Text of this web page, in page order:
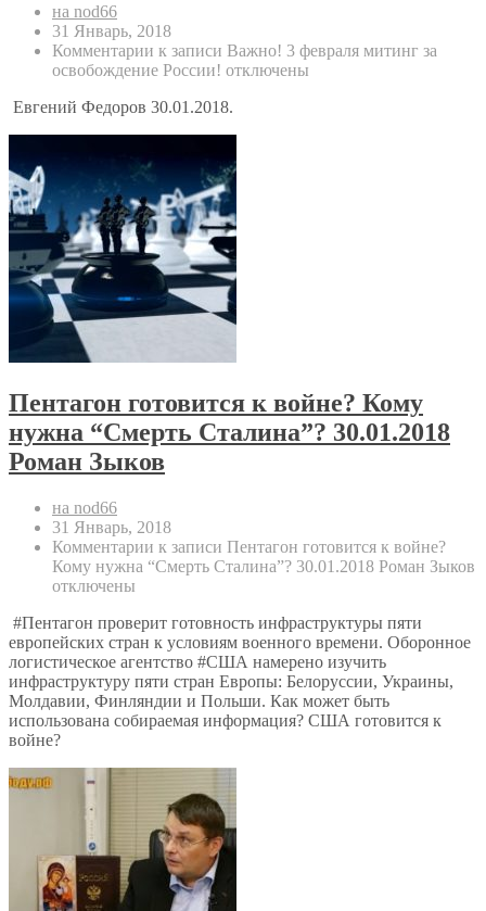
на nod66
31 Январь, 2018
Комментарии к записи Важно! 3 февраля митинг за
освобождение России! отключены
Евгений Федоров 30.01.2018.
Пентагон готовится к войне? Кому
нужна “Смерть Сталина”? 30.01.2018
Роман Зыков
на nod66
31 Январь, 2018
Комментарии к записи Пентагон готовится к войне?
Кому нужна “Смерть Сталина”? 30.01.2018 Роман Зыков
отключены
#Пентагон проверит готовность инфраструктуры пяти
европейских стран к условиям военного времени. Оборонное
логистическое агентство #США намерено изучить
инфраструктуру пяти стран Европы: Белоруссии, Украины,
Молдавии, Финляндии и Польши. Как может быть
использована собираемая информация? США готовится к
войне?